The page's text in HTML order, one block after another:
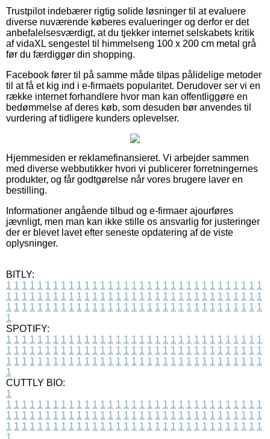
Trustpilot indebærer rigtig solide løsninger til at evaluere
diverse nuværende køberes evalueringer og derfor er det
anbefalelsesværdigt, at du tjekker internet selskabets kritik
af vidaXL sengestel til himmelseng 100 x 200 cm metal grå
før du færdiggør din shopping.
Facebook fører til på samme måde tilpas pålidelige metoder
til at få et kig ind i e-firmaets popularitet. Derudover ser vi en
række internet forhandlere hvor man kan offentliggøre en
bedømmelse af deres køb, som desuden bør anvendes til
vurdering af tidligere kunders oplevelser.
Hjemmesiden er reklamefinansieret. Vi arbejder sammen
med diverse webbutikker hvori vi publicerer forretningernes
produkter, og får godtgørelse når vores brugere laver en
bestilling.
Informationer angående tilbud og e-firmaer ajourføres
jævnligt, men man kan ikke stille os ansvarlig for justeringer
der er blevet lavet efter seneste opdatering af de viste
oplysninger.
BITLY:
1 1 1 1 1 1 1 1 1 1 1 1 1 1 1 1 1 1 1 1 1 1 1 1 1 1 1 1 1 1 1 1 1
1 1 1 1 1 1 1 1 1 1 1 1 1 1 1 1 1 1 1 1 1 1 1 1 1 1 1 1 1 1 1 1 1
1 1 1 1 1 1 1 1 1 1 1 1 1 1 1 1 1 1 1 1 1 1 1 1 1 1 1 1 1 1 1 1 1
1
SPOTIFY:
1 1 1 1 1 1 1 1 1 1 1 1 1 1 1 1 1 1 1 1 1 1 1 1 1 1 1 1 1 1 1 1 1
1 1 1 1 1 1 1 1 1 1 1 1 1 1 1 1 1 1 1 1 1 1 1 1 1 1 1 1 1 1 1 1 1
1 1 1 1 1 1 1 1 1 1 1 1 1 1 1 1 1 1 1 1 1 1 1 1 1 1 1 1 1 1 1 1 1
1
CUTTLY BIO:
1
1 1 1 1 1 1 1 1 1 1 1 1 1 1 1 1 1 1 1 1 1 1 1 1 1 1 1 1 1 1 1 1 1
1 1 1 1 1 1 1 1 1 1 1 1 1 1 1 1 1 1 1 1 1 1 1 1 1 1 1 1 1 1 1 1 1
1 1 1 1 1 1 1 1 1 1 1 1 1 1 1 1 1 1 1 1 1 1 1 1 1 1 1 1 1 1 1 1 1
1